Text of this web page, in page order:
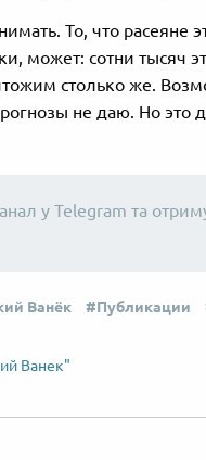
То, что расеяне
может: сотни тысяч
столько же.
не даю. Но это
у Telegram та
Ванёк Публикации
Ванек"